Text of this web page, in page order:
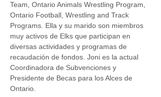
Team, Ontario Animals Wrestling Program,
Ontario Football, Wrestling and Track
Programs. Ella y su marido son miembros
muy activos de Elks que participan en
diversas actividades y programas de
recaudación de fondos. Joni es la actual
Coordinadora de Subvenciones y
Presidente de Becas para los Alces de
Ontario.